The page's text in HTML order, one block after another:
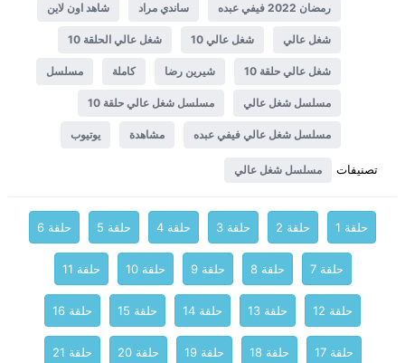
رمضان 2022 فيفي عبده ساندي مراد شاهد اون لاين
شغل عالي شغل عالي 10 شغل عالي الحلقة 10
شغل عالي حلقة 10 شيرين رضا كاملة مسلسل
مسلسل شغل عالي مسلسل شغل عالي حلقة 10
مسلسل شغل عالي فيفي عبده مشاهدة يوتيوب
تصنيفات مسلسل شغل عالي
حلقة 1 حلقة 2 حلقة 3 حلقة 4 حلقة 5 حلقة 6
حلقة 7 حلقة 8 حلقة 9 حلقة 10 حلقة 11
حلقة 12 حلقة 13 حلقة 14 حلقة 15 حلقة 16
حلقة 17 حلقة 18 حلقة 19 حلقة 20 حلقة 21